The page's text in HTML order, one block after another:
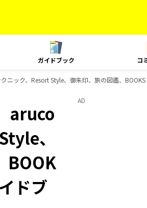
ガイドブック コ
ック、Resort Style、御朱印、旅の図鑑、
aruco
、
BOOK
ドブ
AD